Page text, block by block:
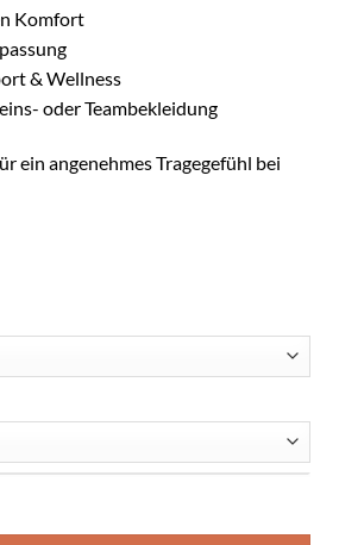
Komfort
& Wellness
oder Teambekleidung
ein angenehmes Tragegefühl bei